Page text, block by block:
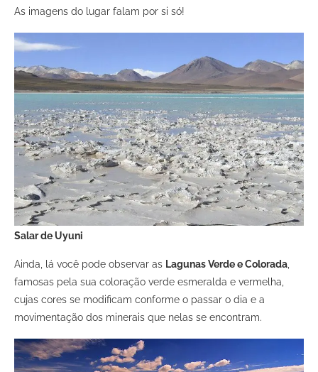
As imagens do lugar falam por si só!
Salar de Uyuni
Ainda, lá você pode observar as Lagunas Verde e Colorada
famosas pela sua coloração verde esmeralda e vermelha,
cujas cores se modificam conforme o passar o dia e a
movimentação dos minerais que nelas se encontram.